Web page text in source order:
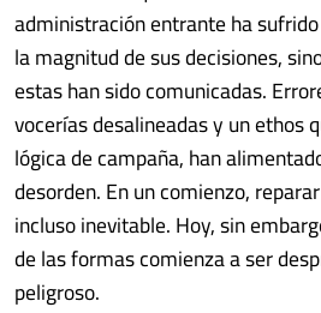
administración entrante ha
la magnitud de sus decisiones,
estas han sido comunicadas.
vocerías desalineadas y un ethos
lógica de campaña, han
desorden. En un comienzo,
incluso inevitable. Hoy, sin
de las formas comienza a ser
peligroso.